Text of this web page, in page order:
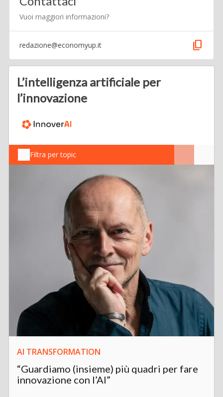
Vuoi maggiori informazioni?
redazione@economyup.it content_copy
L’intelligenza artificiale per
l’innovazione
Filtra per topic
AI TRANSFORMATION
“Guardiamo (insieme) più quadri per fare
innovazione con l’AI”